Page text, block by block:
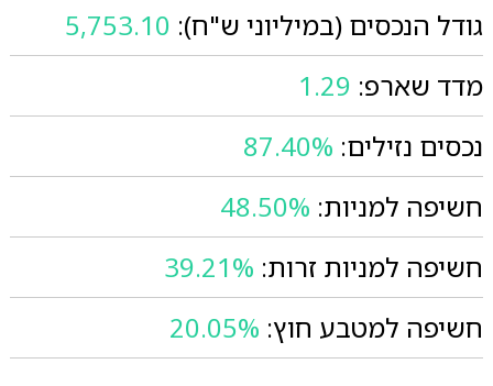
גודל הנכסים (במיליוני ש"ח): 5,753.10
מדד שארפ: 1.29
נכסים נזילים: 87.40%
חשיפה למניות: 48.50%
חשיפה למניות זרות: 39.21%
חשיפה למטבע חוץ: 20.05%